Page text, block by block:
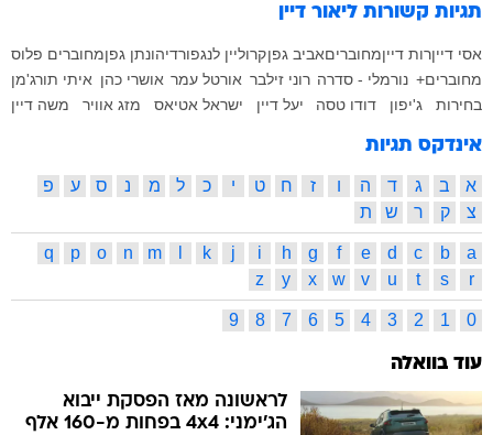
תגיות קשורות ליאור דיין
אסי דייןרות דייןמחובריםאביב גפןקרוליין לנגפורדיהונתן גפןמחוברים פלוס
מחוברים+ נורמלי - סדרה רוני זילבר אורטל עמר אושרי כהן איתי תורג'מן
בחירות
ג'יפון דודו טסה יעל דיין ישראל אטיאס מזג אוויר משה דיין
אינדקס תגיות
א ב ג ד ה ו ז ח ט י כ ל מ נ ס ע
פ
צ
ק ר ש ת
a
b
c
d
e
f
g
h
i
j
k
m
n
o
p
q
r
s
t
u
v
w
x
y
z
0
1
2
3
4
5
6
7
8
9
עוד בוואלה
לראשונה מאז הפסקת ייבוא
הג'ימני: 4x4 בפחות מ-160 אלף